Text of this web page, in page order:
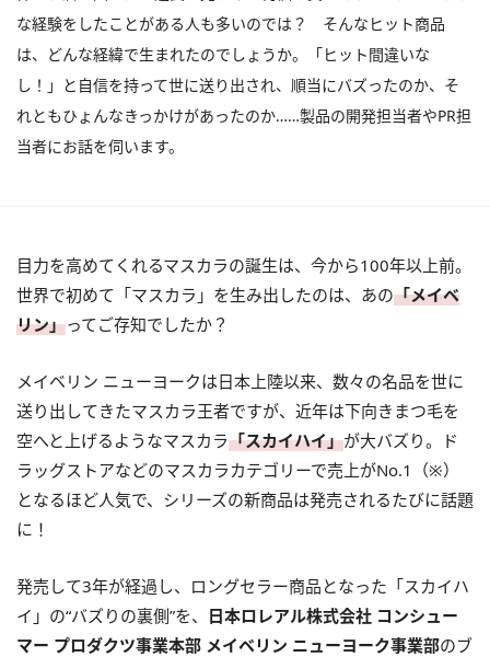
な経験をしたことがある人も多いのでは？ そんなヒット商品
は、どんな経緯で生まれたのでしょうか。「ヒット間違いな
し！」と自信を持って世に送り出され、順当にバズったのか、そ
れともひょんなきっかけがあったのか……製品の開発担当者やPR担
当者にお話を伺います。
目力を高めてくれるマスカラの誕生は、今から100年以上前。
世界で初めて「マスカラ」を生み出したのは、あの「メイベ
リン」ってご存知でしたか？
メイベリン ニューヨークは日本上陸以来、数々の名品を世に
送り出してきたマスカラ王者ですが、近年は下向き まつ毛を
空へと上げるようなマスカラ「スカイハイ」が大バズり。ド
ラッグストアなどのマスカラカテゴリーで売上がNo.1（※）
となるほど人気で、シリーズの新商品は発売されるたびに話題
に！
発売して3年が経過し、ロングセラー商品となった「スカイハ
イ」の“バズりの裏側”を、 日本ロレアル株式会社 コンシュー
マー プロダクツ事業本部 メイベリン ニューヨーク事業部のブ